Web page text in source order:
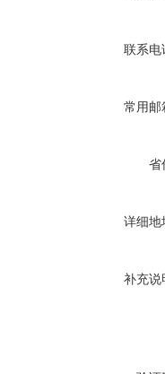
联系电
常用邮
省
详细地
补充说